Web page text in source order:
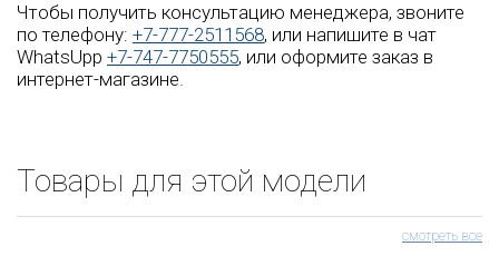
Чтобы получить консультацию менеджера, звоните
по телефону: +7-777-2511568, или напишите в чат
WhatsUpp +7-747-7750555, или оформите заказ в
интернет-магазине.
Товары для этой модели
смотреть все